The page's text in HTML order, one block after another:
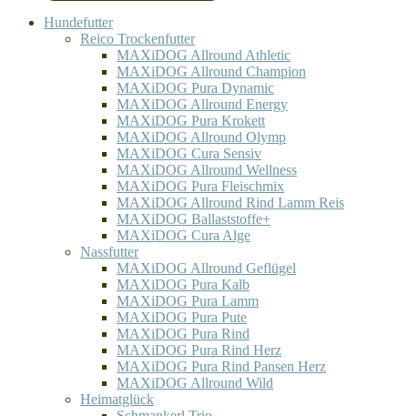
Hundefutter
Reico Trockenfutter
MAXiDOG Allround Athletic
MAXiDOG Allround Champion
MAXiDOG Pura Dynamic
MAXiDOG Allround Energy
MAXiDOG Pura Krokett
MAXiDOG Allround Olymp
MAXiDOG Cura Sensiv
MAXiDOG Allround Wellness
MAXiDOG Pura Fleischmix
MAXiDOG Allround Rind Lamm Reis
MAXiDOG Ballaststoffe+
MAXiDOG Cura Alge
Nassfutter
MAXiDOG Allround Geflügel
MAXiDOG Pura Kalb
MAXiDOG Pura Lamm
MAXiDOG Pura Pute
MAXiDOG Pura Rind
MAXiDOG Pura Rind Herz
MAXiDOG Pura Rind Pansen Herz
MAXiDOG Allround Wild
Heimatglück